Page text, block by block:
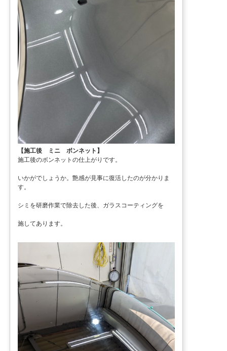
【施工後 ミニ ボンネット】
施工後のボンネットの仕上がりです。
いかがでしょうか。艶感が見事に復活したのが分かりま
す。
シミを研磨作業で除去した後、ガラスコーティングを
施してあります。